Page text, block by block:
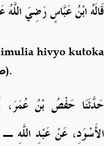
قَالَهُ ابْنُ عَبَّاسٍ رَضِيَ اللَّهُ
hivyo kutoka
).
حَدَّثَنَا حَفْصُ بْنُ عُمَرَ،
الأَسْوَدِ، عَنْ عَبْدِ اللَّهِ